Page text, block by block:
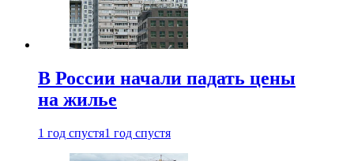
В России начали падать цены
на жилье
1 год спустя1 год спустя